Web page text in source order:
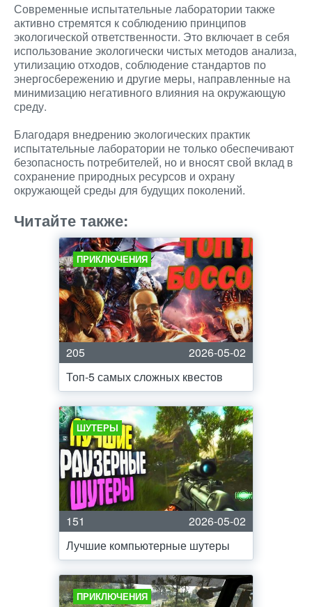
Современные испытательные лаборатории также
активно стремятся к соблюдению принципов
экологической ответственности. Это включает в себя
использование экологически чистых методов анализа,
утилизацию отходов, соблюдение стандартов по
энергосбережению и другие меры, направленные на
минимизацию негативного влияния на окружающую
среду.
Благодаря внедрению экологических практик
испытательные лаборатории не только обеспечивают
безопасность потребителей, но и вносят свой вклад в
сохранение природных ресурсов и охрану
окружающей среды для будущих поколений.
Читайте также:
ПРИКЛЮЧЕНИЯ
205
2026-05-02
Топ-5 самых сложных квестов
ШУТЕРЫ
151
2026-05-02
Лучшие компьютерные шутеры
ПРИКЛЮЧЕНИЯ